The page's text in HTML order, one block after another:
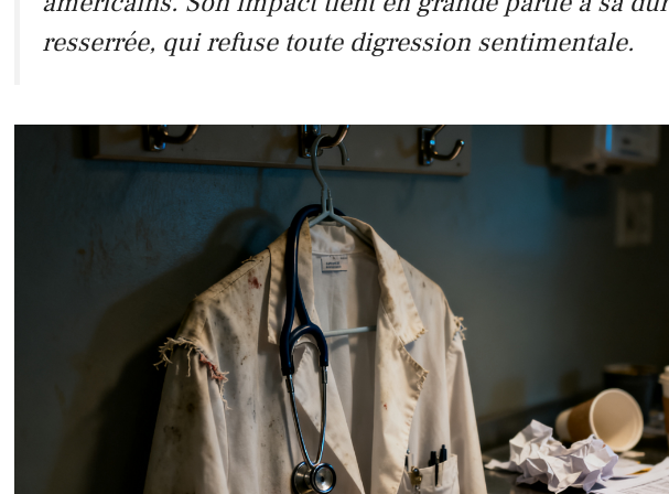
resserrée, qui refuse toute digression sentimentale.